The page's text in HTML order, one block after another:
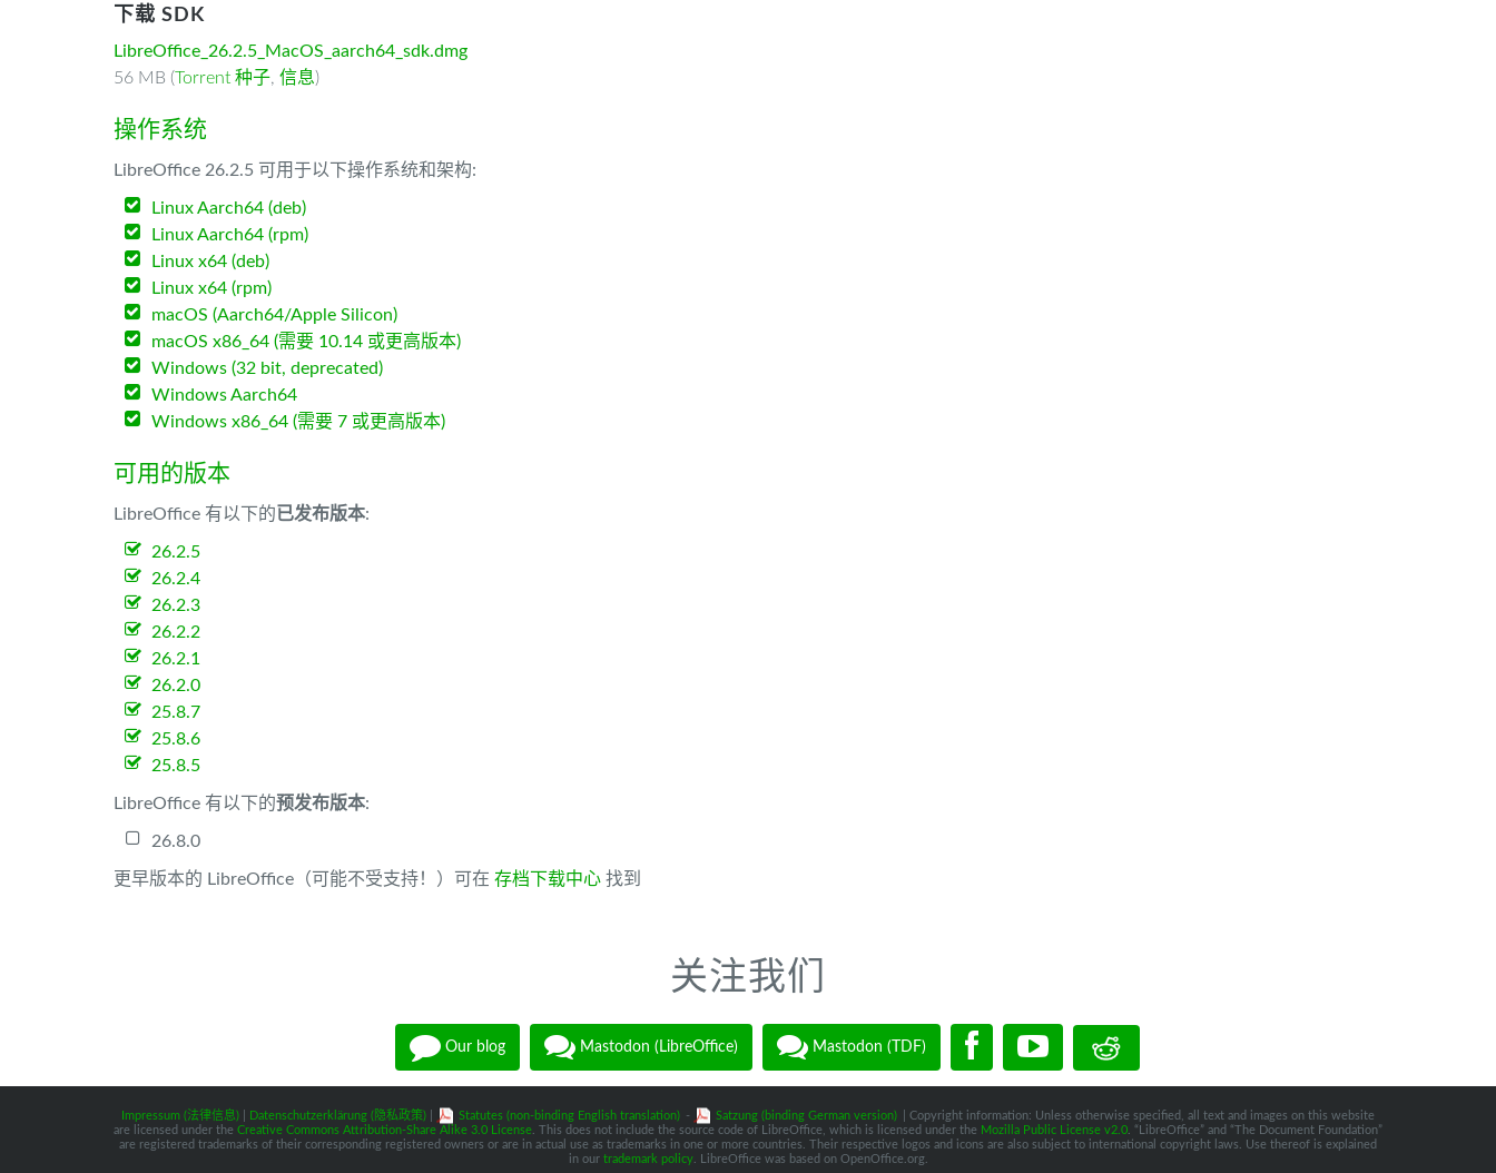
下载 SDK
LibreOffice_26.2.5_MacOS_aarch64_sdk.dmg
56 MB (Torrent 种子, 信息)
操作系统
LibreOffice 26.2.5 可用于以下操作系统和架构:
Linux Aarch64 (deb)
Linux Aarch64 (rpm)
Linux x64 (deb)
Linux x64 (rpm)
macOS (Aarch64/Apple Silicon)
macOS x86_64 (需要 10.14 或更高版本)
Windows (32 bit, deprecated)
Windows Aarch64
Windows x86_64 (需要 7 或更高版本)
可用的版本
LibreOffice 有以下的已发布版本:
26.2.5
26.2.4
26.2.3
26.2.2
26.2.1
26.2.0
25.8.7
25.8.6
25.8.5
LibreOffice 有以下的预发布版本:
26.8.0
更早版本的 LibreOffice（可能不受支持！）可在 存档下载中心 找到
关注我们
Our blog Mastodon (LibreOffice) Mastodon (TDF)
Impressum (法律信息) Datenschutzerklärung (隐私政策) Statutes (non-binding English translation) - Satzung (binding German version)
| Copyright information: Unless otherwise specified, all text and images on this website
are licensed under the Creative Commons Attribution-Share Alike 3.0 License . This does not include the source code of LibreOffice, which is licensed under the Mozilla Public License v2.0 . “LibreOffice” and “The Document Foundation”
are registered trademarks of their corresponding registered owners or are in actual use as trademarks in one or more countries. Their respective logos and icons are also subject to international copyright laws. Use thereof is explained
in our trademark policy. LibreOffice was based on OpenOffice.org.